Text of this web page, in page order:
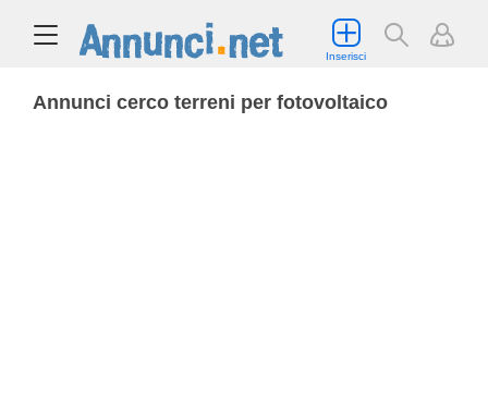
Inserisci
Annunci cerco terreni per fotovoltaico